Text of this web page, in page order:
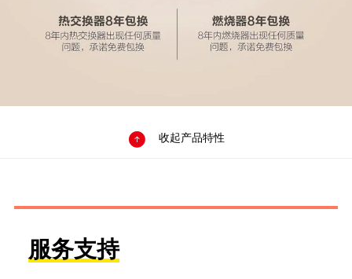
 收起产品特性
服务支持